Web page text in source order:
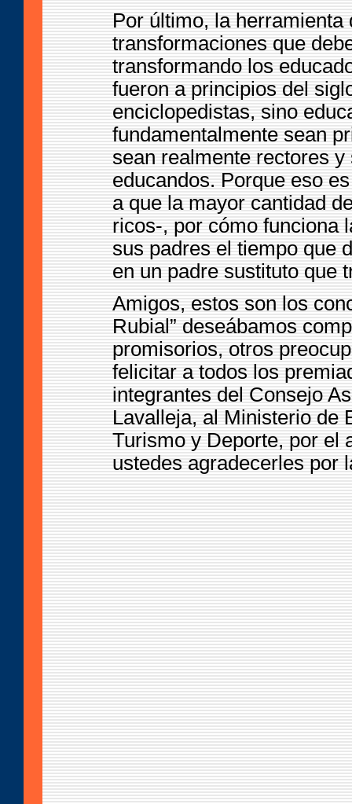
Por último, la
transformaciones que
transformando los
fueron a principios del
enciclopedistas, sino
fundamentalmente sean
sean realmente rectores
educandos. Porque eso
a que la mayor cantidad
ricos-, por cómo funciona
sus padres el tiempo que
en un padre sustituto que
Amigos, estos son los
Rubial” deseábamos
promisorios, otros
felicitar a todos los
integrantes del Consejo
Lavalleja, al Ministerio de
Turismo y Deporte, por el
ustedes agradecerles por